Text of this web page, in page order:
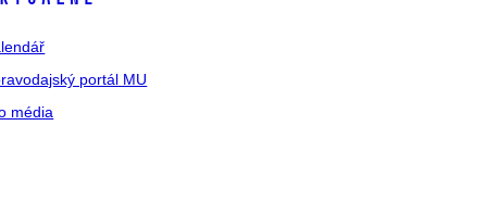
portál MU
média